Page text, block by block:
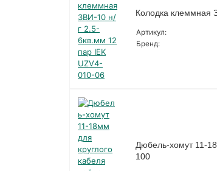
Колодка клеммная
Артикул:
Бренд:
Дюбель-хомут 11-
100